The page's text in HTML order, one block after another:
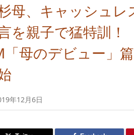
母、キャッシュレ
を親子で猛特訓！
「母のデビュー」
年12月6日